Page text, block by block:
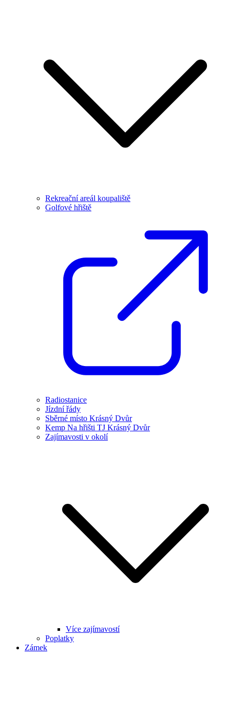
Rekreační areál koupaliště
Golfové hřiště
Radiostanice
Jízdní řády
Sběrné místo Krásný Dvůr
Kemp Na hřišti TJ Krásný Dvůr
Zajímavosti v okolí
Více zajímavostí
Poplatky
Zámek